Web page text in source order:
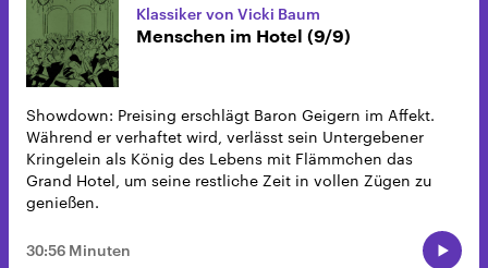
Klassiker von Vicki Baum
Menschen im Hotel (9/9)
Showdown: Preising erschlägt Baron Geigern im Affekt.
Während er verhaftet wird, verlässt sein Untergebener
Kringelein als König des Lebens mit Flämmchen das
Grand Hotel, um seine restliche Zeit in vollen Zügen zu
genießen.
30:56 Minuten